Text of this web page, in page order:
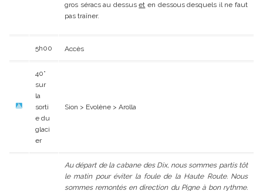
gros séracs au dessuset en dessous desquels il ne faut
pas traîner.
5h00 Accès
40°
sur
la
sorti
e du
glaci
er
Sion > Evolène > Arolla
Au départ de la cabane des Dix, nous sommes partis tôt
le matin pour éviter la foule de la Haute Route. Nous
sommes remontés en direction du Pigne à bon rythme.